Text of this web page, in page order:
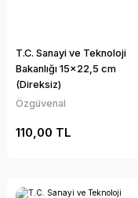
T.C. Sanayi ve Teknoloji
Bakanlığı 15x22,5 cm
(Direksiz)
Özgüvenal
110,00 TL